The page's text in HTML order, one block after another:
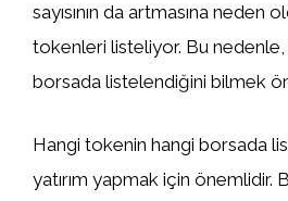
sayısının da artmasına neden
tokenleri listeliyor. Bu
borsada listelendiğini bilmek
Hangi tokenin hangi borsada
yatırım yapmak için önemlidir.